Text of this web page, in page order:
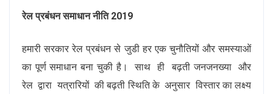
रेल प्रबंधन समाधान नीति 2019
हमारी सरकार रेल प्रबंधन से जुडी हर एक चुनौतियों और समस्याओं
का पूर्ण समाधान बना चुकी है। साथ ही बढ़ती जनजनख्या और
रेल द्वारा यत्रारियों की बढ़ती स्थिति के अनुसार विस्तार का लक्ष्य